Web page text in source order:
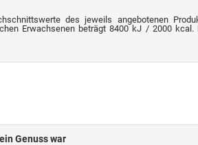
des jeweils angebotenen
Erwachsenen beträgt 8400 kJ / 2000
Genuss war